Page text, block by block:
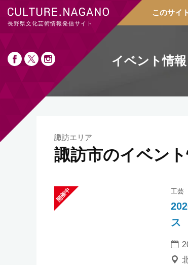
長野県文化芸術情報発信サイト
このサイ
イベント情報
諏訪エリア
諏訪市のイベン
工芸
ス